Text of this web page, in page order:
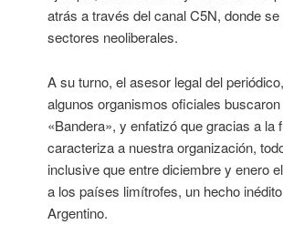
atrás a través del canal C5N, donde
sectores neoliberales.
A su turno, el asesor legal del
algunos organismos oficiales
«Bandera», y enfatizó que gracias a
caracteriza a nuestra organización,
inclusive que entre diciembre y enero
a los países limítrofes, un hecho
Argentino.